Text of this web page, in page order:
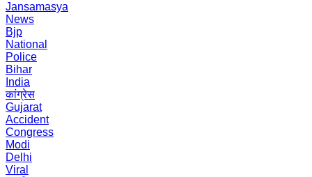
Jansamasya
News
Bjp
National
Police
Bihar
India
कांग्रेस
Gujarat
Accident
Congress
Modi
Delhi
Viral